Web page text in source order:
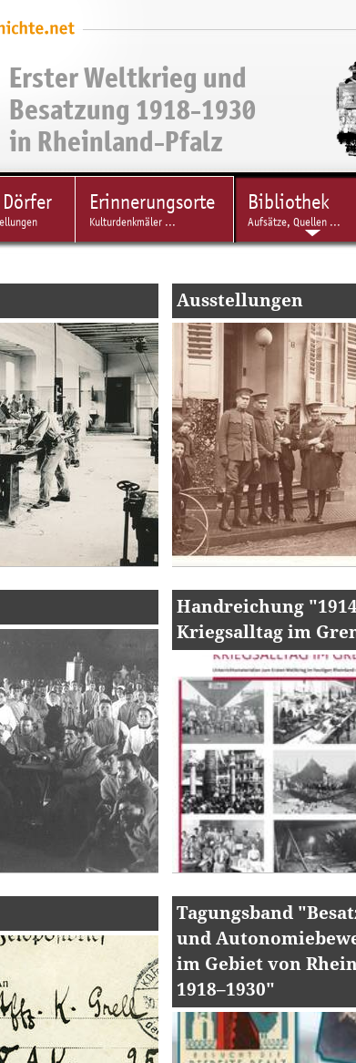
Erster Weltkrieg und
Besatzung 1918-1930
in Rheinland-Pfalz
Erinnerungsorte
Kulturdenkmäler ...
Bibliothek
Aufsätze, Quellen ...
Ausstellungen
Handreichung
Kriegsalltag im
Tagungsband
und
im Gebiet von
1918–1930"